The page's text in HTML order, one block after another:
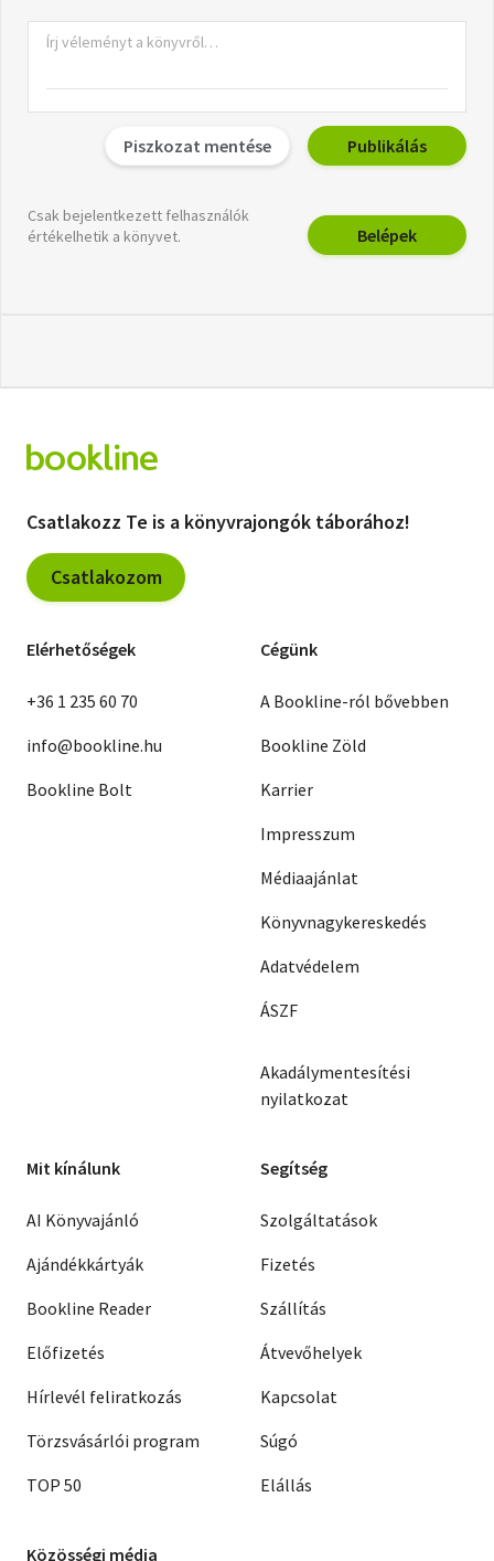
Piszkozat mentése Publikálás
Csak bejelentkezett felhasználók
értékelhetik a könyvet.
Belépek
Csatlakozz Te is a könyvrajongók táborához!
Csatlakozom
Elérhetőségek
+36 1 235 60 70
info@bookline.hu
Bookline Bolt
Cégünk
A Bookline-ról bővebben
Bookline Zöld
Karrier
Impresszum
Médiaajánlat
Könyvnagykereskedés
Adatvédelem
ÁSZF
Akadálymentesítési
nyilatkozat
Mit kínálunk
AI Könyvajánló
Ajándékkártyák
Bookline Reader
Előfizetés
Hírlevél feliratkozás
Törzsvásárlói program
TOP 50
Segítség
Szolgáltatások
Fizetés
Szállítás
Átvevőhelyek
Kapcsolat
Súgó
Elállás
Közösségi média